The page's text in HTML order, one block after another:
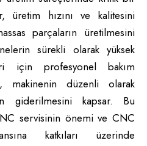
hızını ve kalitesini
parçaların üretilmesini
sürekli olarak yüksek
için profesyonel bakım
makinenin düzenli olarak
giderilmesini kapsar. Bu
servisinin önemi ve CNC
katkıları üzerinde